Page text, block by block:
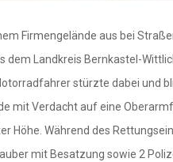
Firmengelände aus bei
Landkreis Bernkastel-
stürzte dabei
Verdacht auf eine
Während des
mit Besatzung sowie 2